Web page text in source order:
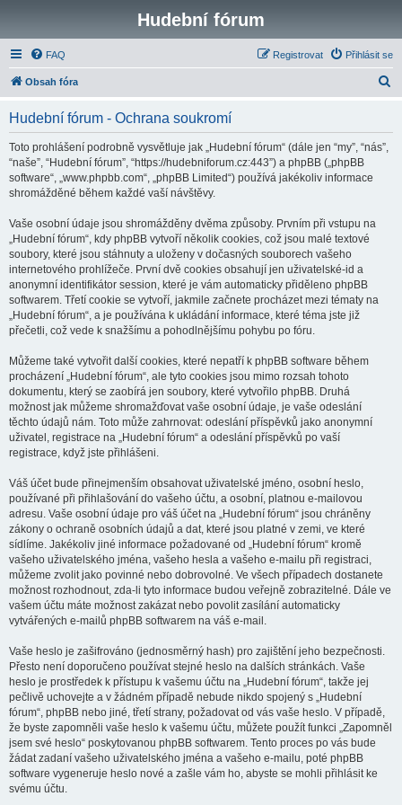
Hudební fórum
FAQ Přihlásit se
Registrovat
Obsah fóra
Hudební fórum - Ochrana soukromí
Toto prohlášení podrobně vysvětluje jak „Hudební fórum“ (dále jen “my”, “nás”,
“naše”, “Hudební fórum”, “https://hudebniforum.cz:443”) a phpBB („phpBB
software“, „www.phpbb.com“, „phpBB Limited“) používá jakékoliv informace
shromážděné během každé vaší návštěvy.
Vaše osobní údaje jsou shromážděny dvěma způsoby. Prvním při vstupu na
„Hudební fórum“, kdy phpBB vytvoří několik cookies, což jsou malé textové
soubory, které jsou stáhnuty a uloženy v dočasných souborech vašeho
internetového prohlížeče. První dvě cookies obsahují jen uživatelské-id a
anonymní identifikátor session, které je vám automaticky přiděleno phpBB
softwarem. Třetí cookie se vytvoří, jakmile začnete procházet mezi tématy na
„Hudební fórum“, a je používána k ukládání informace, které téma jste již
přečetli, což vede k snažšímu a pohodlnějšímu pohybu po fóru.
Můžeme také vytvořit další cookies, které nepatří k phpBB software během
procházení „Hudební fórum“, ale tyto cookies jsou mimo rozsah tohoto
dokumentu, který se zaobírá jen soubory, které vytvořilo phpBB. Druhá
možnost jak můžeme shromažďovat vaše osobní údaje, je vaše odeslání
těchto údajů nám. Toto může zahrnovat: odeslání příspěvků jako anonymní
uživatel, registrace na „Hudební fórum“ a odeslání příspěvků po vaší
registrace, když jste přihlášeni.
Váš účet bude přinejmenším obsahovat uživatelské jméno, osobní heslo,
používané při přihlašování do vašeho účtu, a osobní, platnou e-mailovou
adresu. Vaše osobní údaje pro váš účet na „Hudební fórum“ jsou chráněny
zákony o ochraně osobních údajů a dat, které jsou platné v zemi, ve které
sídlíme. Jakékoliv jiné informace požadované od „Hudební fórum“ kromě
vašeho uživatelského jména, vašeho hesla a vašeho e-mailu při registraci,
můžeme zvolit jako povinné nebo dobrovolné. Ve všech případech dostanete
možnost rozhodnout, zda-li tyto informace budou veřejně zobrazitelné. Dále ve
vašem účtu máte možnost zakázat nebo povolit zasílání automaticky
vytvářených e-mailů phpBB softwarem na váš e-mail.
Vaše heslo je zašifrováno (jednosměrný hash) pro zajištění jeho bezpečnosti.
Přesto není doporučeno používat stejné heslo na dalších stránkách. Vaše
heslo je prostředek k přístupu k vašemu účtu na „Hudební fórum“, takže jej
pečlivě uchovejte a v žádném případě nebude nikdo spojený s „Hudební
fórum“, phpBB nebo jiné, třetí strany, požadovat od vás vaše heslo. V případě,
že byste zapomněli vaše heslo k vašemu účtu, můžete použít funkci „Zapomněl
jsem své heslo“ poskytovanou phpBB softwarem. Tento proces po vás bude
žádat zadaní vašeho uživatelského jména a vašeho e-mailu, poté phpBB
software vygeneruje heslo nové a zašle vám ho, abyste se mohli přihlásit ke
svému účtu.